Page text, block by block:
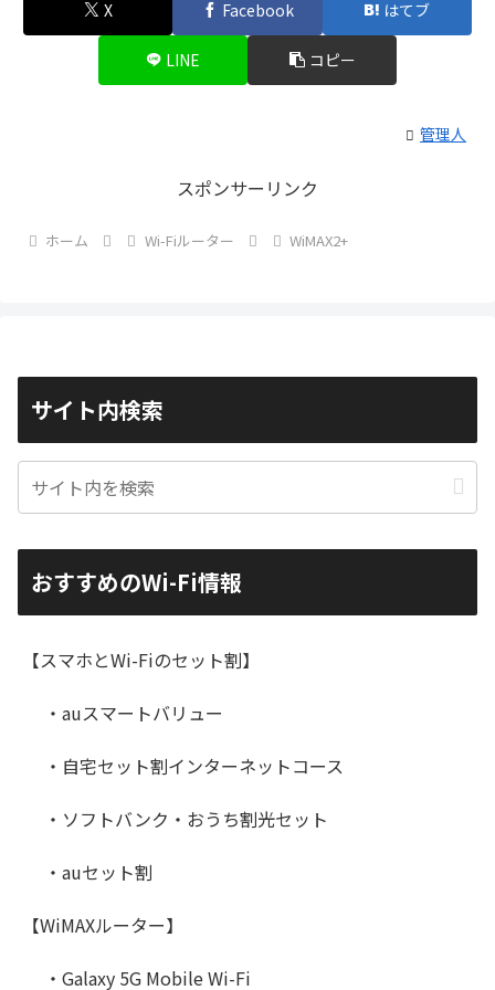
X Facebook はてブ
LINE コピー
管理人
スポンサーリンク
ホーム Wi-Fiルーター WiMAX2+
サイト内検索
おすすめのWi-Fi情報
【スマホとWi-Fiのセット割】
・auスマートバリュー
・自宅セット割インターネットコース
・ソフトバンク・おうち割光セット
・auセット割
【WiMAXルーター】
・Galaxy 5G Mobile Wi-Fi